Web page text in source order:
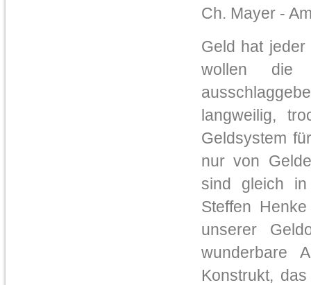
Ch. Mayer -
Geld hat
wollen die
langweilig,
Geldsystem
nur von
sind gleich in
Steffen
unserer
wunderbare
Konstrukt,